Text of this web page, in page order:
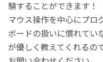
験することができます！
マウス操作を中心にプロ
ボードの扱いに慣れてい
が優しく教えてくれるの